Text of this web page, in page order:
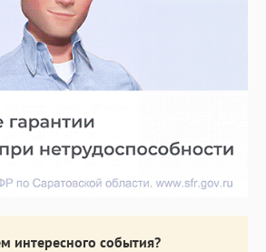
интересного события?